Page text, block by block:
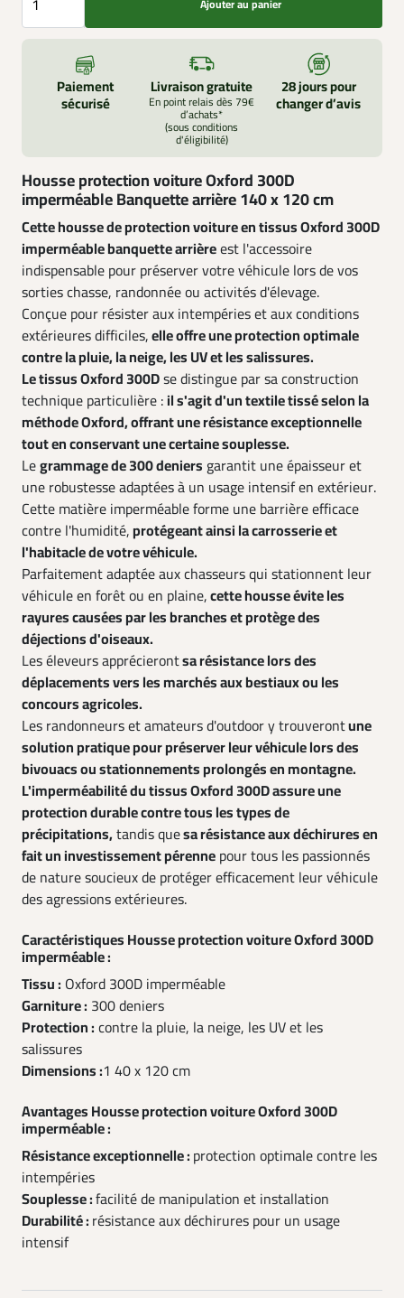
Ajouter au panier
Paiement
sécurisé
Livraison gratuite
En point relais dès 79€
d’achats*
(sous conditions
d'éligibilité)
28 jours pour
changer d’avis
Housse protection voiture Oxford 300D
imperméable Banquette arrière 140 x 120 cm
Cette housse de protection voiture en tissus Oxford 300D
imperméable banquette arrièreest l'accessoire
indispensable pour préserver votre véhicule lors de vos
sorties chasse, randonnée ou activités d'élevage.
Conçue pour résister aux intempéries et aux conditions
extérieures difficiles,elle offre une protection optimale
contre la pluie, la neige, les UV et les salissures.
Le tissus Oxford 300Dse distingue par sa construction
technique particulière :il s'agit d'un textile tissé selon la
méthode Oxford, offrant une résistance exceptionnelle
tout en conservant une certaine souplesse.
Legrammage de 300 deniers garantit une épaisseur et
une robustesse adaptées à un usage intensif en extérieur.
Cette matière imperméable forme une barrière efficace
contre l'humidité,protégeant ainsi la carrosserie et
l'habitacle de votre véhicule.
Parfaitement adaptée aux chasseurs qui stationnent leur
véhicule en forêt ou en plaine,cette housse évite les
rayures causées par les branches et protège des
déjections d'oiseaux.
Les éleveurs apprécierontsa résistance lors des
déplacements vers les marchés aux bestiaux ou les
concours agricoles.
Les randonneurs et amateurs d'outdoor y trouverontune
solution pratique pour préserver leur véhicule lors des
bivouacs ou stationnements prolongés en montagne.
L'imperméabilité du tissus Oxford 300D assure une
protection durable contre tous les types de
précipitations,tandis quesa résistance aux déchirures en
fait un investissement pérenne pour tous les passionnés
de nature soucieux de protéger efficacement leur véhicule
des agressions extérieures.
Caractéristiques Housse protection voiture Oxford 300D
imperméable :
Tissu : Oxford 300D imperméable
Garniture : 300 deniers
Protection : contre la pluie, la neige, les UV et les
salissures
Dimensions :1 40 x 120 cm
Avantages Housse protection voiture Oxford 300D
imperméable :
Résistance exceptionnelle : protection optimale contre les
intempéries
Souplesse :facilité de manipulation et installation
Durabilité : résistance aux déchirures pour un usage
intensif